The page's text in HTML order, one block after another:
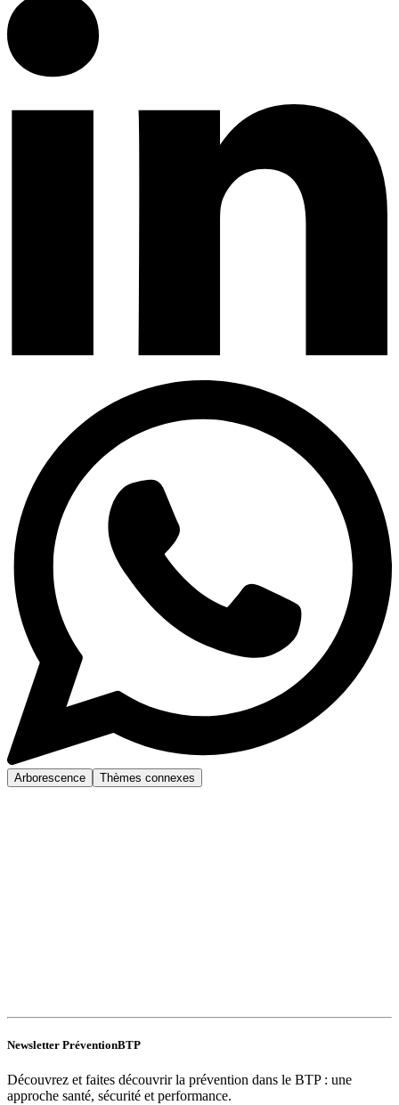
Arborescence Thèmes connexes
Newsletter PréventionBTP
Découvrez et faites découvrir la prévention dans le BTP : une
approche santé, sécurité et performance.